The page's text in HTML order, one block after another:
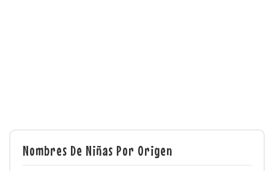
Nombres De Niñas Por Origen